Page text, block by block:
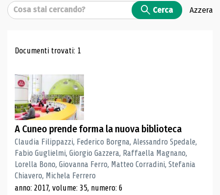
Cerca Cerca Azzera
Risultati di ricerca
Documenti trovati: 1
A Cuneo prende forma la nuova biblioteca
Claudia Filippazzi, Federico Borgna, Alessandro Spedale,
Fabio Guglielmi, Giorgio Gazzera, Raffaella Magnano,
Lorella Bono, Giovanna Ferro, Matteo Corradini, Stefania
Chiavero, Michela Ferrero
anno: 2017, volume: 35, numero: 6